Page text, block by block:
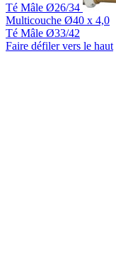
Té Mâle Ø26/34
Multicouche Ø40 x 4,0
Té Mâle Ø33/42
Faire défiler vers le haut